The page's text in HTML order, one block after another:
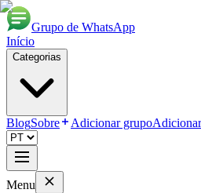
Grupo de WhatsApp
Início
Categorias
BlogSobre Adicionar grupoAdicionar
Menu